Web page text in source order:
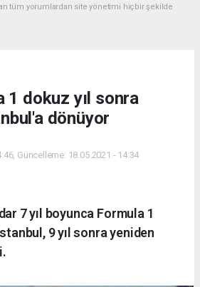
tüm yorumlardan site yönetimi hiçbir şekilde
1 dokuz yıl sonra
dönüyor
Güncelleme: 18.05.2021 - 14:34
7 yıl boyunca Formula 1
9 yıl sonra yeniden